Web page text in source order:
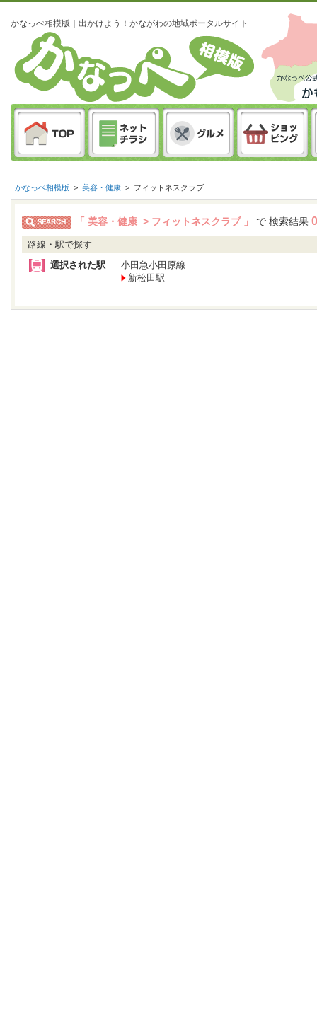
かなっぺ相模版｜出かけよう！かながわの地域ポータルサイト
かなっぺ相模版 > 美容・健康 > フィットネスクラブ
「 美容・健康 > フィットネスクラブ 」 で 検索結果 0
路線・駅で探す
選択された駅
小田急小田原線
新松田駅